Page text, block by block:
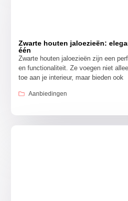
Zwarte houten jaloezieën:
één
Zwarte houten jaloezieën zijn een
en functionaliteit. Ze voegen niet
toe aan je interieur, maar bieden ook
Aanbiedingen